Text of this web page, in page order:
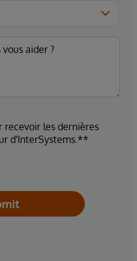
recevoir les dernières
d'InterSystems.**